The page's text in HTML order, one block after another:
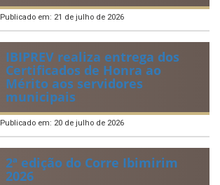
Publicado em: 21 de julho de 2026
IBIPREV realiza entrega dos
Certificados de Honra ao
Mérito aos servidores
municipais
Publicado em: 20 de julho de 2026
2ª edição do Corre Ibimirim
2026